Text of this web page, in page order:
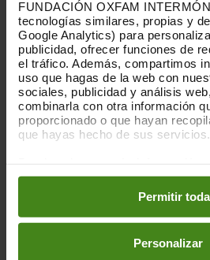
FUNDACIÓN OXFAM
tecnologías similares, propias y
Google Analytics) para
publicidad, ofrecer funciones de
el tráfico. Además, compartimos
uso que hagas de la web con
sociales, publicidad y análisis
combinarla con otra información
proporcionado o que hayan
que hayas hecho de sus servicios.
preferencias accediendo a
en los botones facilitados a
Permitir
Personalizar
rehabilitem
funcionen
energia